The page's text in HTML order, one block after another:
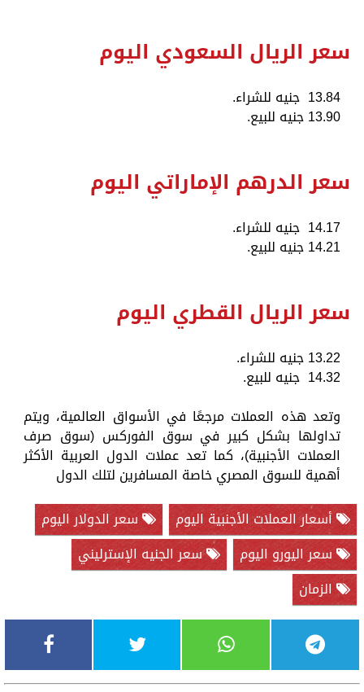
سعر الريال السعودي اليوم
13.84 جنيه للشراء.
13.90 جنيه للبيع.
سعر الدرهم الإماراتي اليوم
14.17 جنيه للشراء.
14.21 جنيه للبيع.
سعر الريال القطري اليوم
13.22 جنيه للشراء.
14.32 جنيه للبيع.
وتعد هذه العملات مرجعًا في الأسواق العالمية، ويتم
تداولها بشكل كبير في سوق الفوركس (سوق صرف
العملات الأجنبية)، كما تعد عملات الدول العربية الأكثر
أهمية للسوق المصري خاصة المسافرين لتلك الدول
أسعار العملات الأجنبية اليوم
سعر الدولار اليوم
سعر اليورو اليوم
سعر الجنيه الإسترليني
الزمان